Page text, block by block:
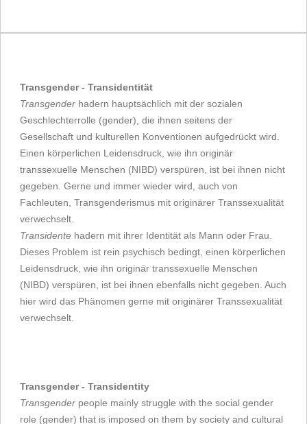
Transgender - Transidentität
Transgender hadern hauptsächlich mit der sozialen
Geschlechterrolle (gender), die ihnen seitens der
Gesellschaft und kulturellen Konventionen aufgedrückt wird.
Einen körperlichen Leidensdruck, wie ihn originär
transsexuelle Menschen (NIBD) verspüren, ist bei ihnen nicht
gegeben. Gerne und immer wieder wird, auch von
Fachleuten, Transgenderismus mit originärer Transsexualität
verwechselt.
Transidente hadern mit ihrer Identität als Mann oder Frau.
Dieses Problem ist rein psychisch bedingt, einen körperlichen
Leidensdruck, wie ihn originär transsexuelle Menschen
(NIBD) verspüren, ist bei ihnen ebenfalls nicht gegeben. Auch
hier wird das Phänomen gerne mit originärer Transsexualität
verwechselt.
Transgender - Transidentity
Transgender people mainly struggle with the social gender
role (gender) that is imposed on them by society and cultural